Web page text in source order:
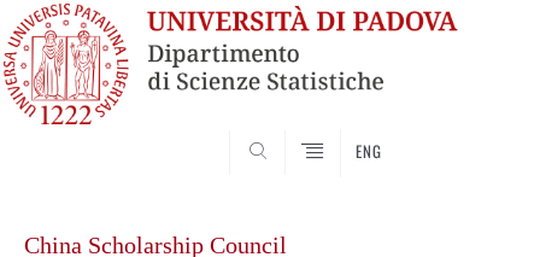
ENG
contentChina Scholarship Council